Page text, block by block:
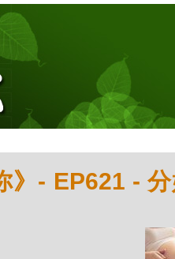
》- EP621 -